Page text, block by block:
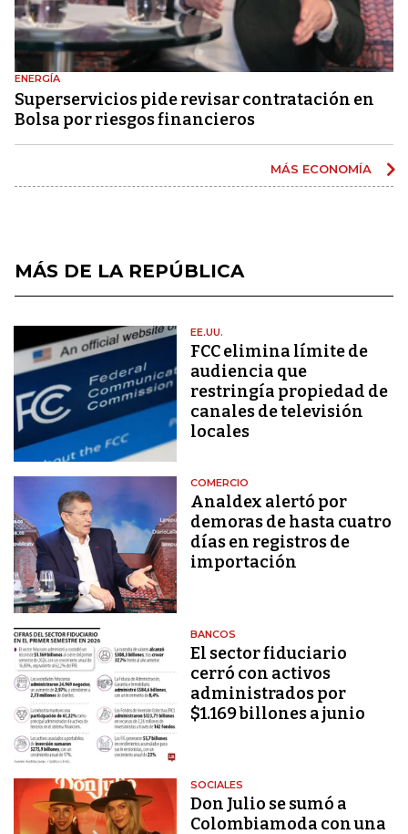
ENERGÍA
Superservicios pide revisar contratación en
Bolsa por riesgos financieros
MÁS ECONOMÍA
MÁS DE LA REPÚBLICA
EE.UU.
FCC elimina límite de
audiencia que
restringía propiedad de
canales de televisión
locales
COMERCIO
Analdex alertó por
demoras de hasta cuatro
días en registros de
importación
BANCOS
El sector fiduciario
cerró con activos
administrados por
$1.169 billones a junio
SOCIALES
Don Julio se sumó a
Colombiamoda con una